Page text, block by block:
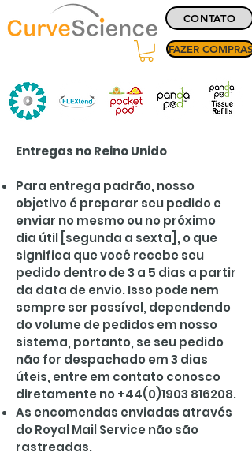
CONTATO
FAZER COMPRAS
Entregas no Reino Unido
Para entrega padrão, nosso
objetivo é preparar seu pedido e
enviar no mesmo ou no próximo
dia útil [segunda a sexta], o que
significa que você recebe seu
pedido dentro de 3 a 5 dias a partir
da data de envio. Isso pode nem
sempre ser possível, dependendo
do volume de pedidos em nosso
sistema, portanto, se seu pedido
não for despachado em 3 dias
úteis, entre em contato conosco
diretamente no +44(0)1903 816208.
As encomendas enviadas através
do Royal Mail Service não são
rastreadas.